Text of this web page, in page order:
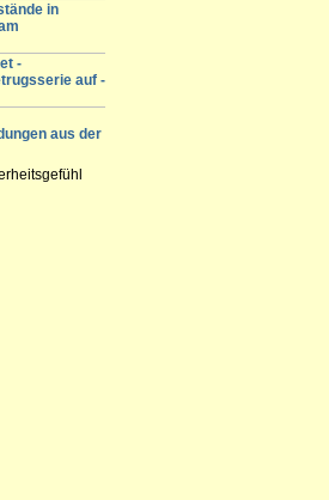
in
-
auf -
aus der